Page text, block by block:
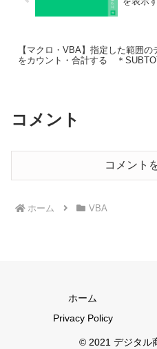
【マクロ・VBA】指定した範囲の
をカウント・合計する ＊
コメント
コメント
ホーム VBA
ホーム
Privacy Policy
© 2021 デジタル